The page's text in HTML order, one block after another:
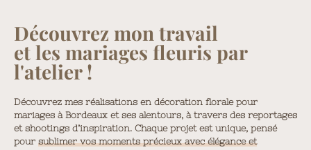
Découvrez mon travail
et les mariages fleuris par
l'atelier !
Découvrez mes réalisations en décoration florale pour
mariages à Bordeaux et ses alentours, à travers des reportages
et shootings d’inspiration. Chaque projet est unique, pensé
pour sublimer vos moments précieux avec élégance et